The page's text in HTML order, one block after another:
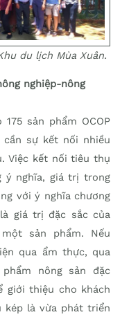
du lịch Mùa Xuân.
nghiệp-nông
sản phẩm OCOP
cần sự kết nối nhiều
Việc kết nối tiêu thụ
ý nghĩa, giá trị trong
với ý nghĩa chương
giá trị đặc sắc của
sản phẩm. Nếu
qua ẩm thực, qua
nông sản đặc
giới thiệu cho khách
là vừa phát triển